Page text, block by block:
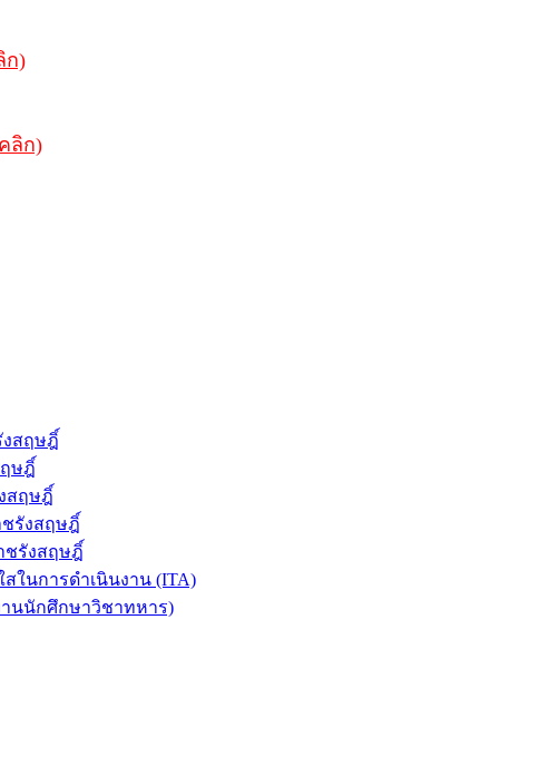
ก)
ลิก)
งสฤษฎิ์
ษฎิ์
สฤษฎิ์
ชรังสฤษฎิ์
ชรังสฤษฎิ์
ในการดำเนินงาน (ITA)
นนักศึกษาวิชาทหาร)